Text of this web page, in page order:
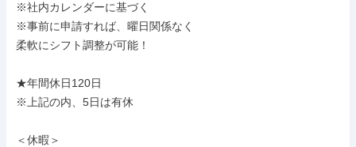
※社内カレンダーに基づく
※事前に申請すれば、曜日関係なく
柔軟にシフト調整が可能！
★年間休日120日
※上記の内、5日は有休
＜休暇＞